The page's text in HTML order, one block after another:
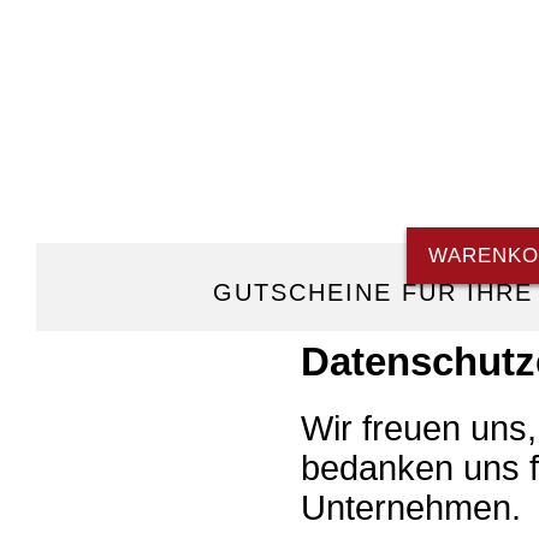
GUTSCHEINE FÜR
Wir freuen
bedanken uns
Unternehmen.